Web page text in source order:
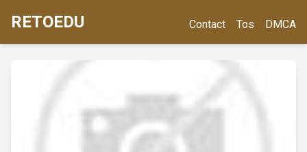
RETOEDU Contact Tos DMCA